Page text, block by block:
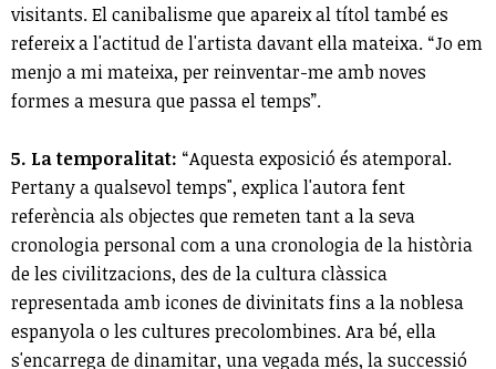
visitants. El canibalisme que apareix al títol també es
refereix a l'actitud de l'artista davant ella mateixa. “Jo em
menjo a mi mateixa, per reinventar-me amb noves
formes a mesura que passa el temps”.
5. La temporalitat: “Aquesta exposició és atemporal.
Pertany a qualsevol temps", explica l'autora fent
referència als objectes que remeten tant a la seva
cronologia personal com a una cronologia de la història
de les civilitzacions, des de la cultura clàssica
representada amb icones de divinitats fins a la noblesa
espanyola o les cultures precolombines. Ara bé, ella
s'encarrega de dinamitar, una vegada més, la successió